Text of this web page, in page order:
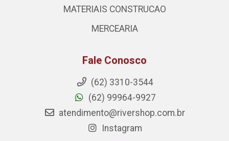
MATERIAIS CONSTRUCAO
MERCEARIA
Fale Conosco
(62) 3310-3544
(62) 99964-9927
atendimento@rivershop.com.br
Instagram